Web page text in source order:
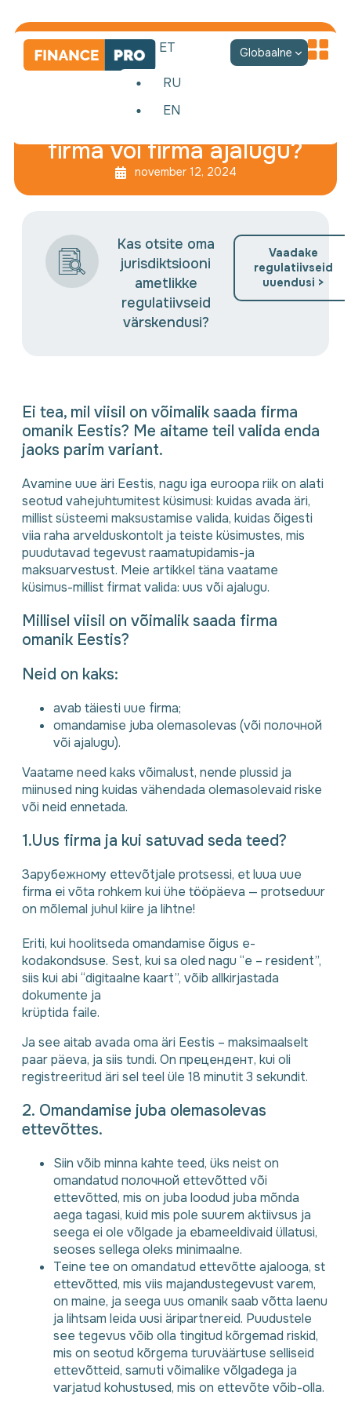
ET
RU
EN
Globaalne
Nüansse äri Eestis: uus
firma või firma ajalugu?
november 12, 2024
Kas otsite oma
jurisdiktsiooni
ametlikke
regulatiivseid
värskendusi?
Vaadake
regulatiivseid
uuendusi >
Ei tea, mil viisil on võimalik saada firma
omanik Eestis? Me aitame teil valida enda
jaoks parim variant.
Avamine uue äri Eestis, nagu iga euroopa riik on alati
seotud vahejuhtumitest küsimusi: kuidas avada äri,
millist süsteemi maksustamise valida, kuidas õigesti
viia raha arvelduskontolt ja teiste küsimustes, mis
puudutavad tegevust raamatupidamis-ja
maksuarvestust. Meie artikkel täna vaatame
küsimus-millist firmat valida: uus või ajalugu.
Millisel viisil on võimalik saada firma
omanik Eestis?
Neid on kaks:
avab täiesti uue firma;
omandamise juba olemasolevas (või полочной
või ajalugu).
Vaatame need kaks võimalust, nende plussid ja
miinused ning kuidas vähendada olemasolevaid riske
või neid ennetada.
1.Uus firma ja kui satuvad seda teed?
Зарубежному ettevõtjale protsessi, et luua uue
firma ei võta rohkem kui ühe tööpäeva — protseduur
on mõlemal juhul kiire ja lihtne!
Eriti, kui hoolitseda omandamise õigus e-
kodakondsuse. Sest, kui sa oled nagu “e – resident”,
siis kui abi “digitaalne kaart”, võib allkirjastada
dokumente ja
krüptida faile.
Ja see aitab avada oma äri Eestis – maksimaalselt
paar päeva, ja siis tundi. On прецендент, kui oli
registreeritud äri sel teel üle 18 minutit 3 sekundit.
2. Omandamise juba olemasolevas
ettevõttes.
Siin võib minna kahte teed, üks neist on
omandatud полочной ettevõtted või
ettevõtted, mis on juba loodud juba mõnda
aega tagasi, kuid mis pole suurem aktiivsus ja
seega ei ole võlgade ja ebameeldivaid üllatusi,
seoses sellega oleks minimaalne.
Teine tee on omandatud ettevõtte ajalooga, st
ettevõtted, mis viis majandustegevust varem,
on maine, ja seega uus omanik saab võtta laenu
ja lihtsam leida uusi äripartnereid. Puudustele
see tegevus võib olla tingitud kõrgemad riskid,
mis on seotud kõrgema turuväärtuse selliseid
ettevõtteid, samuti võimalike võlgadega ja
varjatud kohustused, mis on ettevõte võib-olla.